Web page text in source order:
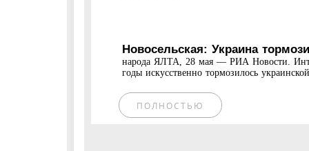
Новосельская: Украина
народа ЯЛТА, 28 мая — РИА Новости.
годы искусственно тормозилось
ПОЛНОСТЬЮ